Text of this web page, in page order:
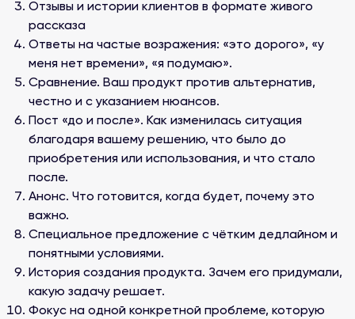
Отзывы и истории клиентов в формате живого
рассказа
Ответы на частые возражения: «это дорого», «у
меня нет времени», «я подумаю».
Сравнение. Ваш продукт против альтернатив,
честно и с указанием нюансов.
Пост «до и после». Как изменилась ситуация
благодаря вашему решению, что было до
приобретения или использования, и что стало
после.
Анонс. Что готовится, когда будет, почему это
важно.
Специальное предложение с чётким дедлайном и
понятными условиями.
История создания продукта. Зачем его придумали,
какую задачу решает.
Фокус на одной конкретной проблеме, которую